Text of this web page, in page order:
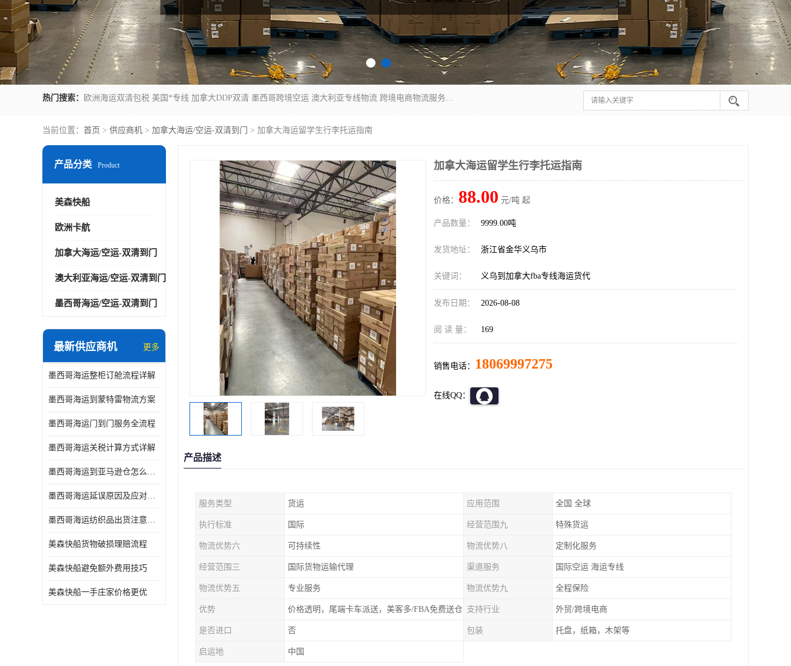
热门搜索： 欧洲海运双清包税 美国*专线 加拿大DDP双清 墨西哥跨境空运 澳大利亚专线物流 跨境电商物流服务 国际快递到门服务 海运*渠道 一站式跨境物流解决方案 TikTok/SHEIN专线 电商平台FBA头程运输 国际铁路运输欧洲 UPS/DDHL/联邦快递跨境 美国双清到门物流 跨境*运输
当前位置： 首页 > 供应商机 > 加拿大海运/空运-双清到门 > 加拿大海运留学生行李托运指南
产品分类 Product
美森快船
欧洲卡航
加拿大海运/空运-双清到门
澳大利亚海运/空运-双清到门
墨西哥海运/空运-双清到门
最新供应商机 更多
墨西哥海运整柜订舱流程详解
墨西哥海运到蒙特雷物流方案
墨西哥海运门到门服务全流程
墨西哥海运关税计算方式详解
墨西哥海运到亚马逊仓怎么操作
墨西哥海运延误原因及应对办法
墨西哥海运纺织品出货注意事项
美森快船货物破损理赔流程
美森快船避免额外费用技巧
美森快船一手庄家价格更优
加拿大海运留学生行李托运指南
价格： 88.00 元/吨 起
产品数量： 9999.00吨
发货地址： 浙江省金华义乌市
关键词： 义乌到加拿大fba专线海运货代
发布日期： 2026-08-08
阅 读 量： 169
销售电话： 18069997275
在线QQ：
产品描述
服务类型 货运 应用范围 全国 全球
执行标准 国际 经营范围九 特殊货运
物流优势六 可持续性 物流优势八 定制化服务
经营范围三 国际货物运输代理 渠道服务 国际空运 海运专线
物流优势五 专业服务 物流优势九 全程保险
优势 价格透明，尾端卡车派送，美客多/FBA免费送仓 支持行业 外贸/跨境电商
是否进口 否 包装 托盘，纸箱，木架等
启运地 中国